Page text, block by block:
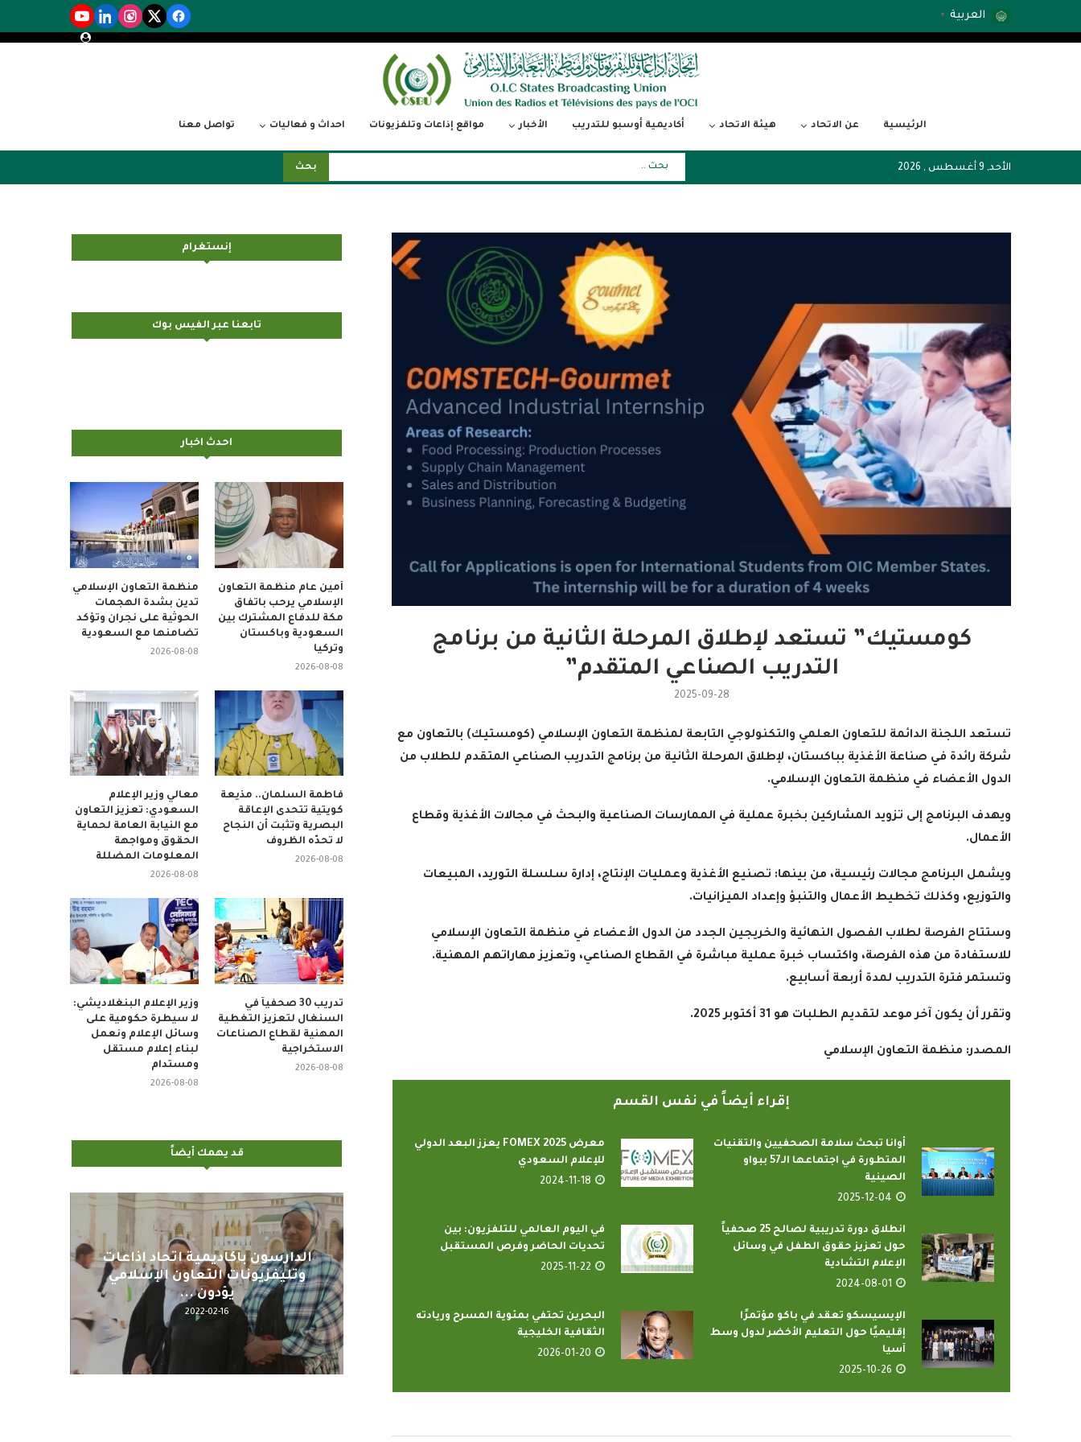
العربية ▼
الرئيسية عن الاتحاد هيئة الاتحاد أكاديمية أوسبو للتدريب الأخبار مواقع إذاعات وتلفزيونات احداث و فعاليات تواصل معنا
الأحد, 9 أغسطس , 2026 بحث
كومستيك” تستعد لإطلاق المرحلة الثانية من برنامج
التدريب الصناعي المتقدم”
2025-09-28
تستعد اللجنة الدائمة للتعاون العلمي والتكنولوجي التابعة لمنظمة التعاون الإسلامي (كومستيك) بالتعاون مع
شركة رائدة في صناعة الأغذية بباكستان، لإطلاق المرحلة الثانية من برنامج التدريب الصناعي المتقدم للطلاب من
الدول الأعضاء في منظمة التعاون الإسلامي.
ويهدف البرنامج إلى تزويد المشاركين بخبرة عملية في الممارسات الصناعية والبحث في مجالات الأغذية وقطاع
الأعمال.
ويشمل البرنامج مجالات رئيسية، من بينها: تصنيع الأغذية وعمليات الإنتاج، إدارة سلسلة التوريد، المبيعات
والتوزيع، وكذلك تخطيط الأعمال والتنبؤ وإعداد الميزانيات.
وستتاح الفرصة لطلاب الفصول النهائية والخريجين الجدد من الدول الأعضاء في منظمة التعاون الإسلامي
للاستفادة من هذه الفرصة، واكتساب خبرة عملية مباشرة في القطاع الصناعي، وتعزيز مهاراتهم المهنية.
وتستمر فترة التدريب لمدة أربعة أسابيع.
وتقرر أن يكون آخر موعد لتقديم الطلبات هو 31 أكتوبر 2025 .
المصدر: منظمة التعاون الإسلامي
إقراء أيضاً في نفس القسم
أوانا تبحث سلامة الصحفيين والتقنيات
المتطورة في اجتماعها الـ57 ببواو
الصينية
2025-12-04
معرض FOMEX 2025 يعزز البعد الدولي
للإعلام السعودي
2024-11-18
انطلاق دورة تدريبية لصالح 25 صحفياً
حول تعزيز حقوق الطفل في وسائل
الإعلام التشادية
2024-08-01
في اليوم العالمي للتلفزيون: بين
تحديات الحاضر وفرص المستقبل
2025-11-22
الإيسيسكو تعقد في باكو مؤتمرًا
إقليميًا حول التعليم الأخضر لدول وسط
آسيا
2025-10-26
البحرين تحتفي بمئوية المسرح وريادته
الثقافية الخليجية
2026-01-20
إنستغرام
تابعنا عبر الفيس بوك
احدث اخبار
منظمة التعاون الإسلامي
تدين بشدة الهجمات
الحوثية على نجران وتؤكد
تضامنها مع السعودية
2026-08-08
أمين عام منظمة التعاون
الإسلامي يرحب باتفاق
مكة للدفاع المشترك بين
السعودية وباكستان
وتركيا
2026-08-08
معالي وزير الإعلام
السعودي: تعزيز التعاون
مع النيابة العامة لحماية
الحقوق ومواجهة
المعلومات المضللة
2026-08-08
فاطمة السلمان.. مذيعة
كويتية تتحدى الإعاقة
البصرية وتثبت أن النجاح
لا تحدّه الظروف
2026-08-08
وزير الإعلام البنغلاديشي:
لا سيطرة حكومية على
وسائل الإعلام ونعمل
لبناء إعلام مستقل
ومستدام
2026-08-08
تدريب 30 صحفياً في
السنغال لتعزيز التغطية
المهنية لقطاع الصناعات
الاستخراجية
2026-08-08
قد يهمك أيضاً
بإذاعات وتليفزيونات
بمدينة الإنتاج...
أمين عام منظمة التعاون الإسلامي
2022-02-16
اليوم : المشاركة بالاجتماع
التحضيري لمنظمي قمة اسيا...
2022-04-12